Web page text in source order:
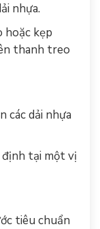
nhựa.
hoặc kẹp
thanh treo
các dải nhựa
định tại một vị
tiêu chuẩn